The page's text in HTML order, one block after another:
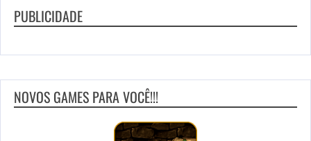
PUBLICIDADE
NOVOS GAMES PARA VOCÊ!!!